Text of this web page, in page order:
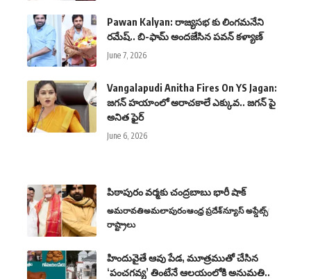
Pawan Kalyan: రాజ్యసభ కు లింగమనేని
రమేష్.. బి-ఫామ్ అందజేసిన పవన్ కళ్యాణ్
June 7, 2026
Vangalapudi Anitha Fires On YS Jagan:
జగన్ హయాంలో అరాచకాలే ఎక్కువ.. జగన్ పై
అనిత ఫైర్
June 6, 2026
పిఠాపురం వ‌ర్మ‌కు చంద్రబాబు భారీ షాక్
అమరావతిఅమలాపురంఆంధ్ర ప్రదేశ్న్యూస్ అప్డేట్స్
రాష్ట్రాలు
హిందువైతే ఆవు పేడ, మూత్రముతో చేసిన
‘పంచగవ్య’ తింటేనే ఆలయంలోకి అనుమతి..